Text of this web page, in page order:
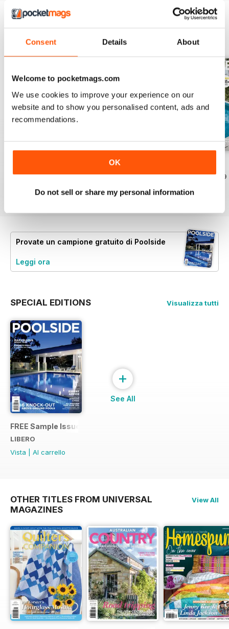
Consent Details About
Welcome to pocketmags.com
We use cookies to improve your experience on our
website and to show you personalised content, ads and
recommendations.
OK
Do not sell or share my personal information
EDIZIONI INDIETRO
Acquista per€3,49
Al carrello
Issue 61
Acquista per€3,49
Vista|Al carrello
Acquista per€3,49
Vista|Al carrello
Provate un campione gratuito di Poolside
Leggi ora
SPECIAL EDITIONS Visualizza tutti
FREE Sample Issue
LIBERO
Vista
Al carrello
+
See All
OTHER TITLES FROM UNIVERSAL
MAGAZINES
View All